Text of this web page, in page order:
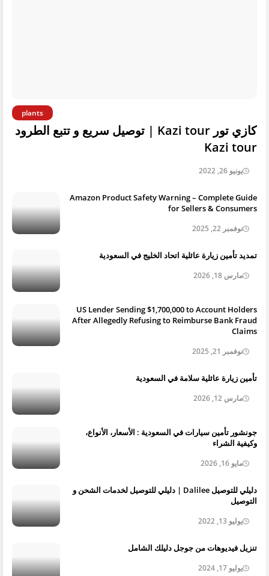
plants
كازي تور Kazi tour | توصيل سريع و تتبع الطرود
Kazi tour
يونيو 26, 2022
Amazon Product Safety Warning – Complete Guide
for Sellers & Consumers
نوفمبر 22, 2025
تمديد تأمين زيارة عائلية اتحاد الخليج في السعودية
مارس 18, 2026
US Lender Sending $1,700,000 to Account Holders
After Allegedly Refusing to Reimburse Bank Fraud
Claims
نوفمبر 21, 2025
تأمين زيارة عائلية سلامة في السعودية
مارس 12, 2026
جونشور تأمين سيارات في السعودية : الأسعار، الأنواع،
وكيفية الشراء
مايو 16, 2026
دليلي للتوصيل Dalilee | دليلي للتوصيل لخدمات الشحن و
التوصيل
يوليو 13, 2022
تنزيل فيديوهات من جوجل دليلك الشامل
يوليو 17, 2024